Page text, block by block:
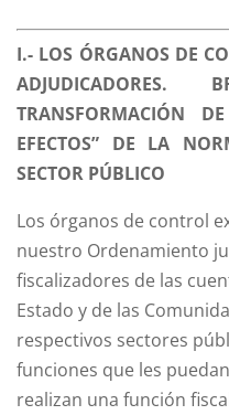
I.- LOS ÓRGANOS DE
TRANSFORMACIÓN
EFECTOS” DE LA
SECTOR PÚBLICO
Los órganos de control
nuestro Ordenamiento
fiscalizadores de las
Estado y de las
respectivos sectores
funciones que les
realizan una función